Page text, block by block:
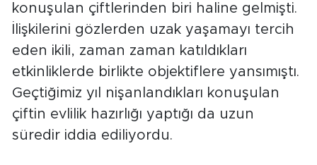
konuşulan çiftlerinden biri haline gelmişti.
İlişkilerini gözlerden uzak yaşamayı tercih
eden ikili, zaman zaman katıldıkları
etkinliklerde birlikte objektiflere yansımıştı.
Geçtiğimiz yıl nişanlandıkları konuşulan
çiftin evlilik hazırlığı yaptığı da uzun
süredir iddia ediliyordu.